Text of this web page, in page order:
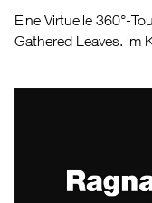
Eine Virtuelle 360°-
Gathered Leaves. im